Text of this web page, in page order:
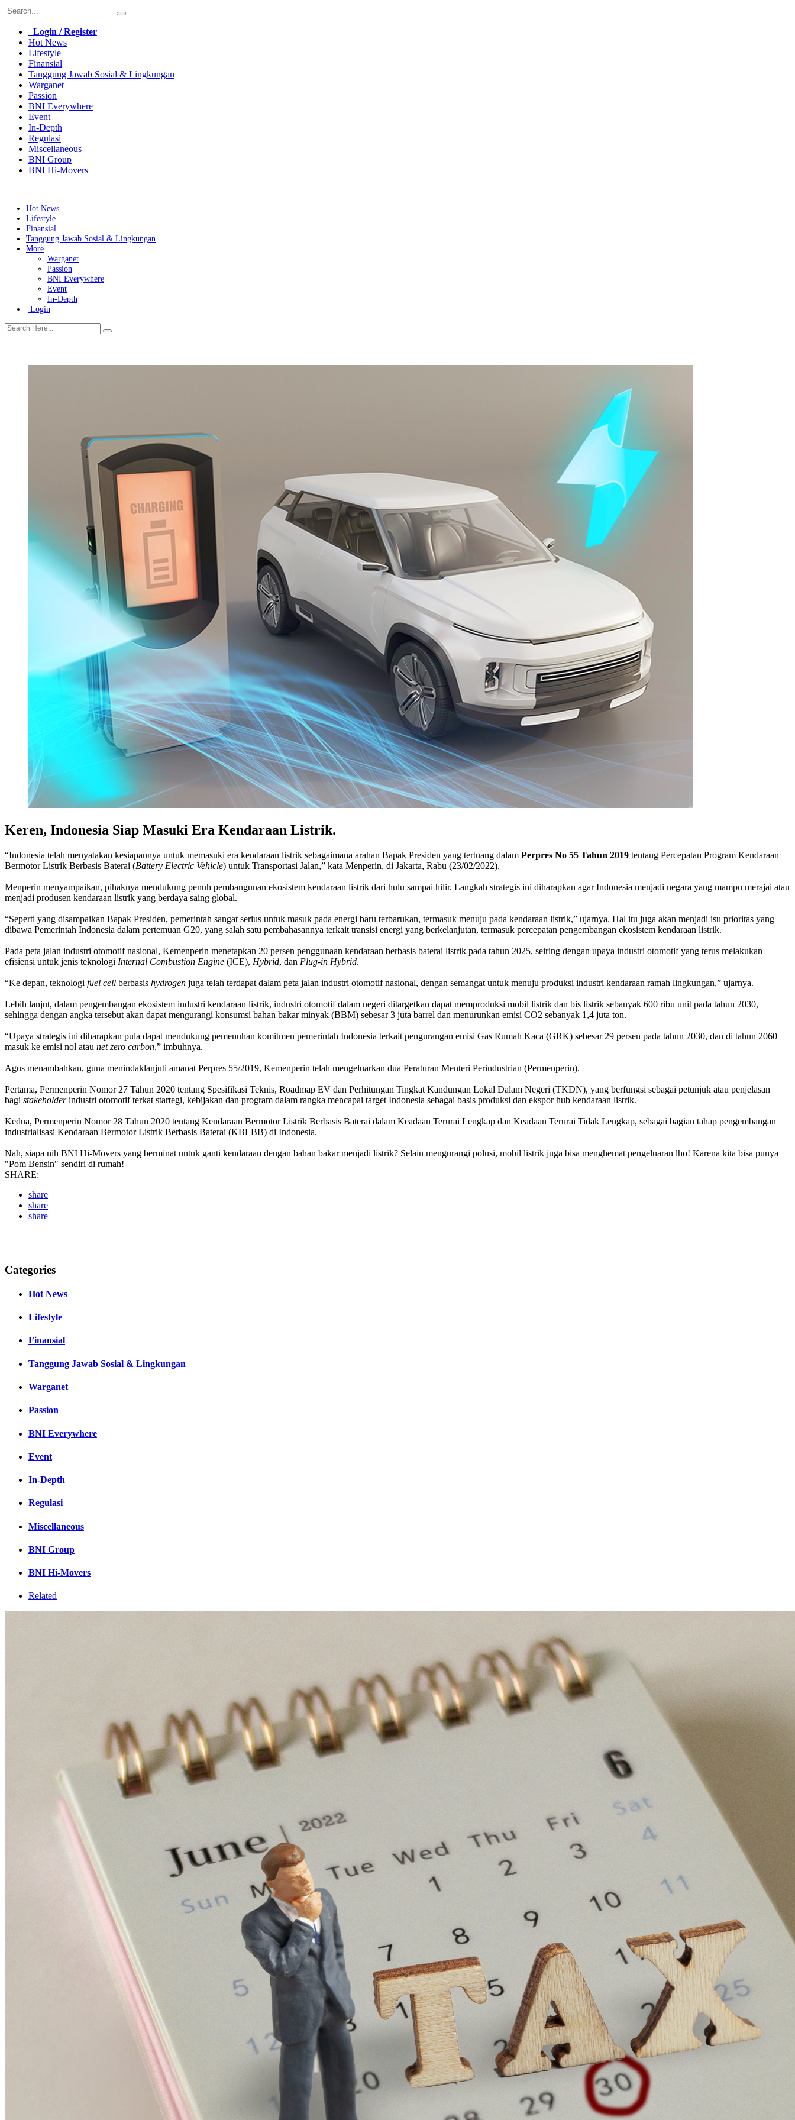
Login / Register
Hot News
Lifestyle
Finansial
Tanggung Jawab Sosial & Lingkungan
Warganet
Passion
BNI Everywhere
Event
In-Depth
Regulasi
Miscellaneous
BNI Group
BNI Hi-Movers
Hot News
Lifestyle
Finansial
Tanggung Jawab Sosial & Lingkungan
More
Warganet
Passion
Event
In-Depth
Keren, Indonesia Siap Masuki Era Kendaraan Listrik.
“Indonesia telah menyatakan kesiapannya untuk memasuki era kendaraan listrik sebagaimana arahan Bapak Presiden yang tertuang dalam Perpres No 55 Tahun 2019 tentang Percepatan Program Kendaraan
Bermotor Listrik Berbasis Baterai (Battery Electric Vehicle) untuk Transportasi Jalan,” kata Menperin, di Jakarta, Rabu (23/02/2022).
Menperin menyampaikan, pihaknya mendukung penuh pembangunan ekosistem kendaraan listrik dari hulu sampai hilir. Langkah strategis ini diharapkan agar Indonesia menjadi negara yang mampu merajai atau
menjadi produsen kendaraan listrik yang berdaya saing global.
“Seperti yang disampaikan Bapak Presiden, pemerintah sangat serius untuk masuk pada energi baru terbarukan, termasuk menuju pada kendaraan listrik,” ujarnya. Hal itu juga akan menjadi isu prioritas yang
dibawa Pemerintah Indonesia dalam pertemuan G20, yang salah satu pembahasannya terkait transisi energi yang berkelanjutan, termasuk percepatan pengembangan ekosistem kendaraan listrik.
Pada peta jalan industri otomotif nasional, Kemenperin menetapkan 20 persen penggunaan kendaraan berbasis baterai listrik pada tahun 2025, seiring dengan upaya industri otomotif yang terus melakukan
efisiensi untuk jenis teknologi Internal Combustion Engine (ICE), Hybrid, dan Plug-in Hybrid.
“Ke depan, teknologi fuel cell berbasis hydrogen juga telah terdapat dalam peta jalan industri otomotif nasional, dengan semangat untuk menuju produksi industri kendaraan ramah lingkungan,” ujarnya.
Lebih lanjut, dalam pengembangan ekosistem industri kendaraan listrik, industri otomotif dalam negeri ditargetkan dapat memproduksi mobil listrik dan bis listrik sebanyak 600 ribu unit pada tahun 2030,
sehingga dengan angka tersebut akan dapat mengurangi konsumsi bahan bakar minyak (BBM) sebesar 3 juta barrel dan menurunkan emisi CO2 sebanyak 1,4 juta ton.
“Upaya strategis ini diharapkan pula dapat mendukung pemenuhan komitmen pemerintah Indonesia terkait pengurangan emisi Gas Rumah Kaca (GRK) sebesar 29 persen pada tahun 2030, dan di tahun 2060
masuk ke emisi nol atau net zero carbon,” imbuhnya.
Agus menambahkan, guna menindaklanjuti amanat Perpres 55/2019, Kemenperin telah mengeluarkan dua Peraturan Menteri Perindustrian (Permenperin).
Pertama, Permenperin Nomor 27 Tahun 2020 tentang Spesifikasi Teknis, Roadmap EV dan Perhitungan Tingkat Kandungan Lokal Dalam Negeri (TKDN), yang berfungsi sebagai petunjuk atau penjelasan
bagi stakeholderindustri otomotif terkat startegi, kebijakan dan program dalam rangka mencapai target Indonesia sebagai basis produksi dan ekspor hub kendaraan listrik.
Kedua, Permenperin Nomor 28 Tahun 2020 tentang Kendaraan Bermotor Listrik Berbasis Baterai dalam Keadaan Terurai Lengkap dan Keadaan Terurai Tidak Lengkap, sebagai bagian tahap pengembangan
industrialisasi Kendaraan Bermotor Listrik Berbasis Baterai (KBLBB) di Indonesia.
Nah, siapa nih BNI Hi-Movers yang berminat untuk ganti kendaraan dengan bahan bakar menjadi listrik? Selain mengurangi polusi, mobil listrik juga bisa menghemat pengeluaran lho! Karena kita bisa punya
"Pom Bensin" sendiri di rumah!
SHARE:
share
share
share
Categories
Hot News
Lifestyle
Finansial
Tanggung Jawab Sosial & Lingkungan
Warganet
Passion
BNI Everywhere
Event
In-Depth
Regulasi
Miscellaneous
BNI Group
BNI Hi-Movers
Related